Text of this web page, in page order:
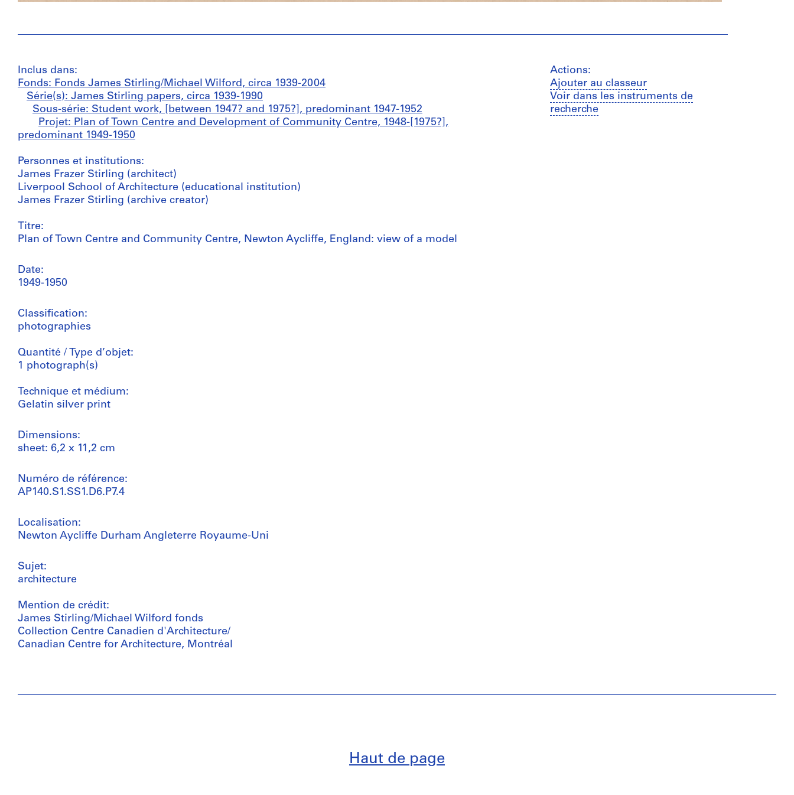
Inclus dans:
Fonds: Fonds James Stirling/Michael Wilford, circa 1939-2004
Série(s): James Stirling papers, circa 1939-1990
Sous-série: Student work, [between 1947? and 1975?], predominant 1947-1952
Projet: Plan of Town Centre and Development of Community Centre, 1948-[1975?],
predominant 1949-1950
Personnes et institutions:
James Frazer Stirling (architect)
Liverpool School of Architecture (educational institution)
James Frazer Stirling (archive creator)
Titre:
Plan of Town Centre and Community Centre, Newton Aycliffe, England: view of a model
Date:
1949-1950
Classification:
photographies
Quantité / Type d’objet:
1 photograph(s)
Technique et médium:
Gelatin silver print
Dimensions:
sheet: 6,2 x 11,2 cm
Numéro de référence:
AP140.S1.SS1.D6.P7.4
Localisation:
Newton Aycliffe Durham Angleterre Royaume-Uni
Sujet:
architecture
Mention de crédit:
James Stirling/Michael Wilford fonds
Collection Centre Canadien d'Architecture/
Canadian Centre for Architecture, Montréal
Actions:
Ajouter au classeur
Voir dans les instruments de
recherche
Haut de page